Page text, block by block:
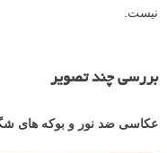
نیست.
بررسی چند تصویر
عکاسی ضد نور و بوکه های